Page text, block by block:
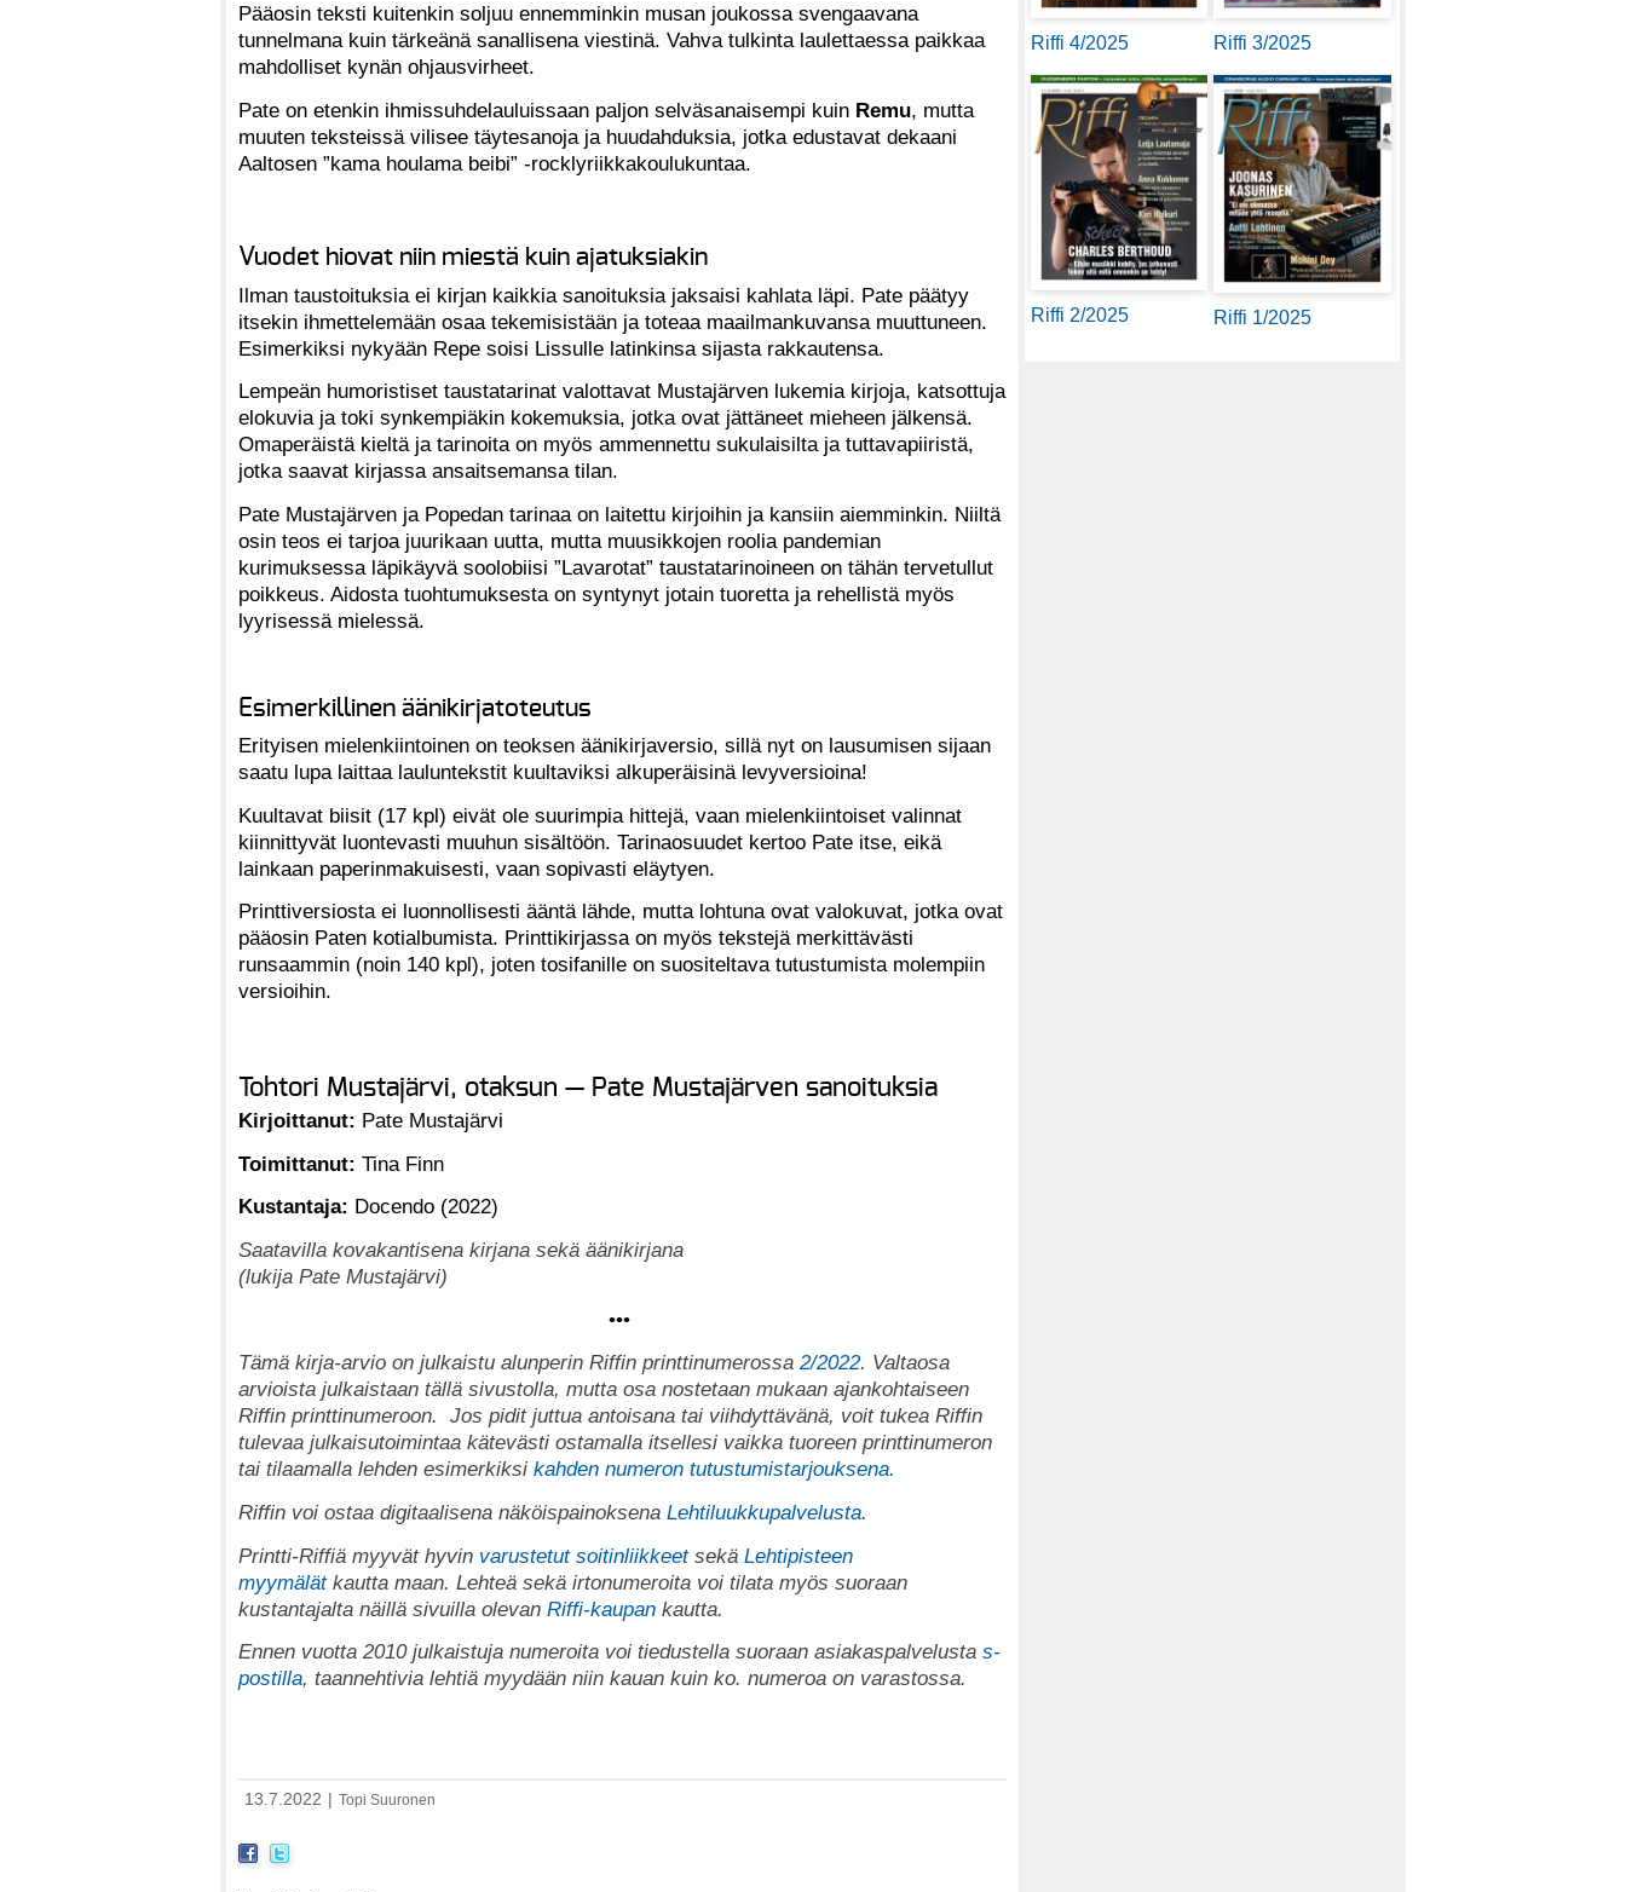
Pääosin teksti kuitenkin soljuu ennemminkin musan joukossa svengaavana
tunnelmana kuin tärkeänä sanallisena viestinä. Vahva tulkinta laulettaessa paikkaa
mahdolliset kynän ohjausvirheet.
Pate on etenkin ihmissuhdelauluissaan paljon selväsanaisempi kuin Remu, mutta
muuten teksteissä vilisee täytesanoja ja huudahduksia, jotka edustavat dekaani
Aaltosen ”kama houlama beibi” -rocklyriikkakoulukuntaa.
Vuodet hiovat niin miestä kuin ajatuksiakin
Ilman taustoituksia ei kirjan kaikkia sanoituksia jaksaisi kahlata läpi. Pate päätyy
itsekin ihmettelemään osaa tekemisistään ja toteaa maailmankuvansa muuttuneen.
Esimerkiksi nykyään Repe soisi Lissulle latinkinsa sijasta rakkautensa.
Lempeän humoristiset taustatarinat valottavat Mustajärven lukemia kirjoja, katsottuja
elokuvia ja toki synkempiäkin kokemuksia, jotka ovat jättäneet mieheen jälkensä.
Omaperäistä kieltä ja tarinoita on myös ammennettu sukulaisilta ja tuttavapiiristä,
jotka saavat kirjassa ansaitsemansa tilan.
Pate Mustajärven ja Popedan tarinaa on laitettu kirjoihin ja kansiin aiemminkin. Niiltä
osin teos ei tarjoa juurikaan uutta, mutta muusikkojen roolia pandemian
kurimuksessa läpikäyvä soolobiisi ”Lavarotat” taustatarinoineen on tähän tervetullut
poikkeus. Aidosta tuohtumuksesta on syntynyt jotain tuoretta ja rehellistä myös
lyyrisessä mielessä.
Esimerkillinen äänikirjatoteutus
Erityisen mielenkiintoinen on teoksen äänikirjaversio, sillä nyt on lausumisen sijaan
saatu lupa laittaa lauluntekstit kuultaviksi alkuperäisinä levyversioina!
Kuultavat biisit (17 kpl) eivät ole suurimpia hittejä, vaan mielenkiintoiset valinnat
kiinnittyvät luontevasti muuhun sisältöön. Tarinaosuudet kertoo Pate itse, eikä
lainkaan paperinmakuisesti, vaan sopivasti eläytyen.
Printtiversiosta ei luonnollisesti ääntä lähde, mutta lohtuna ovat valokuvat, jotka ovat
pääosin Paten kotialbumista. Printtikirjassa on myös tekstejä merkittävästi
runsaammin (noin 140 kpl), joten tosifanille on suositeltava tutustumista molempiin
versioihin.
Tohtori Mustajärvi, otaksun — Pate Mustajärven sanoituksia
Kirjoittanut: Pate Mustajärvi
Toimittanut: Tina Finn
Kustantaja: Docendo (2022)
Saatavilla kovakantisena kirjana sekä äänikirjana
(lukija Pate Mustajärvi)
•••
Tämä kirja-arvio on julkaistu alunperin Riffin printtinumerossa 2/2022. Valtaosa
arvioista julkaistaan tällä sivustolla, mutta osa nostetaan mukaan ajankohtaiseen
Riffin printtinumeroon. Jos pidit juttua antoisana tai viihdyttävänä, voit tukea Riffin
tulevaa julkaisutoimintaa kätevästi ostamalla itsellesi vaikka tuoreen printtinumeron
tai tilaamalla lehden esimerkiksi kahden numeron tutustumistarjouksena.
Riffin voi ostaa digitaalisena näköispainoksena Lehtiluukkupalvelusta.
Printti-Riffiä myyvät hyvin varustetut soitinliikkeet sekä Lehtipisteen
myymälätkautta maan. Lehteä sekä irtonumeroita voi tilata myös suoraan
kustantajalta näillä sivuilla olevan Riffi-kaupan kautta.
Ennen vuotta 2010 julkaistuja numeroita voi tiedustella suoraan asiakaspalvelusta s-
postilla, taannehtivia lehtiä myydään niin kauan kuin ko. numeroa on varastossa.
13.7.2022 Topi Suuronen
Riffi 4/2025 Riffi 3/2025
Riffi 2/2025 Riffi 1/2025